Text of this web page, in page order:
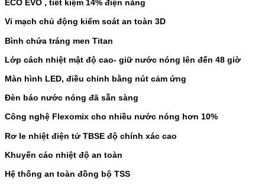
ECO EVO , tiết kiệm 14% điện năng
Vi mạch chủ động kiểm soát an toàn 3D
Bình chứa tráng men Titan
Lớp cách nhiệt mật độ cao- giữ nước nóng lên đến 48 giờ
Màn hình LED, điều chỉnh bằng nút cảm ứng
Đèn báo nước nóng đã sẵn sàng
Công nghệ Flexomix cho nhiều nước nóng hơn 10%
Rơ le nhiệt điện tử TBSE độ chính xác cao
Khuyến cáo nhiệt độ an toàn
Hệ thống an toàn đồng bộ TSS